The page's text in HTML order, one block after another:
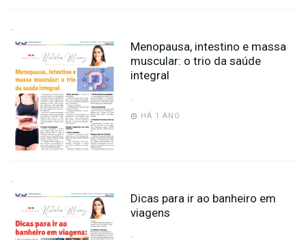
.
Menopausa, intestino e massa
muscular: o trio da saúde
integral
.
HÁ 1 ANO
.
Dicas para ir ao banheiro em
viagens
.